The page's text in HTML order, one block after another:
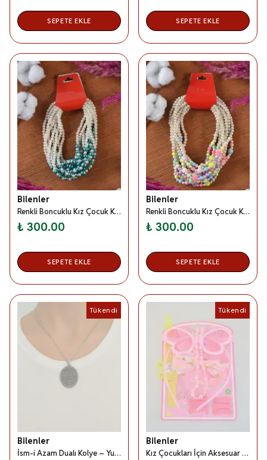
SEPETE EKLE SEPETE EKLE
Bilenler
Renkli Boncuklu Kız Çocuk Kolyesi Yeşil 10 Adet
₺ 300.00
SEPETE EKLE
Bilenler
Renkli Boncuklu Kız Çocuk Kolyesi Çok Renkli 10 Adet
₺ 300.00
SEPETE EKLE
Tükendi
Bilenler
İsm-i Azam Dualı Kolye – Yuvarlak Metal Kolye Ucu, Silinmez Yazılı Metal Zincirli Manevi Dua Kolyesi
Tükendi
Bilenler
Kız Çocukları İçin Aksesuar Tam Seti | Gözlük + Saat + Toka + Kolye | Renkli ve Eğlenceli Hediye Seti